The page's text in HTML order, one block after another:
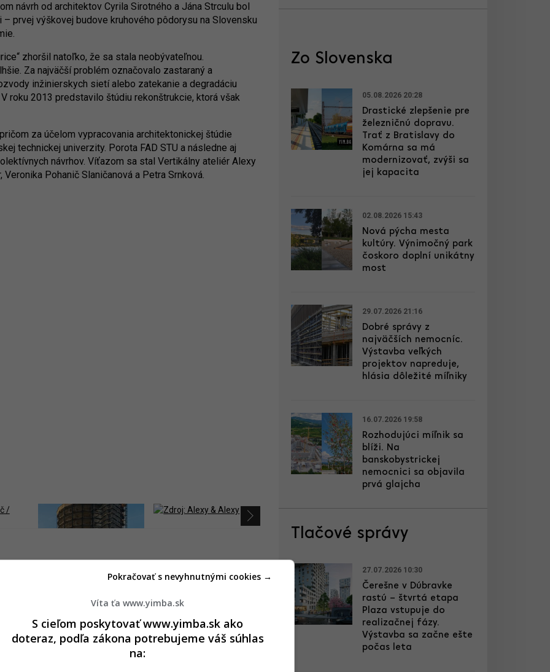
návrh od architektov Cyrila Sirotného a Jána Strculu bol
prvej výškovej budove kruhového pôdorysu na Slovensku
zhoršil natoľko, že sa stala neobývateľnou.
Za najväčší problém označovalo zastaraný a
inžinierskych sietí alebo zatekanie a degradáciu
roku 2013 predstavilo štúdiu rekonštrukcie, ktorá však
za účelom vypracovania architektonickej štúdie
technickej univerzity. Porota FAD STU a následne aj
návrhov. Víťazom sa stal Vertikálny ateliér Alexy
Pohanič Slaničanová a Petra Srnková.
v zmysle nových požiadaviek Ministerstva
povolenie a realizáciu stavby na základe verejného
Slovakia.
pôvodnej stavby. Dané riešenie vyzdvihuje
konštrukcií, materiálov a architektonických detailov.
schodiskové konštrukcie, zábradlia alebo výtvarné
Zo Slovenska
05.08.2026 20:28
Drastické zlepšenie pre
železničnú dopravu.
Trať z Bratislavy do
Komárna sa má
modernizovať, zvýši sa
jej kapacita
02.08.2026 15:43
Nová pýcha mesta
kultúry. Výnimočný park
čoskoro doplní unikátny
most
29.07.2026 21:16
Dobré správy z
najväčších nemocníc.
Výstavba veľkých
projektov napreduje,
hlásia dôležité míľniky
16.07.2026 19:58
Rozhodujúci míľnik sa
blíži. Na
banskobystrickej
nemocnici sa objavila
prvá glajcha
Tlačové správy
27.07.2026 10:30
Čerešne v Dúbravke
rastú – štvrtá etapa
Plaza vstupuje do
realizačnej fázy.
Výstavba sa začne ešte
počas leta
Víta ťa www.yimba.sk
S cieľom poskytovať www.yimba.sk ako
doteraz, podľa zákona potrebujeme váš súhlas
na:
Pokračovať s nevyhnutnými cookies →